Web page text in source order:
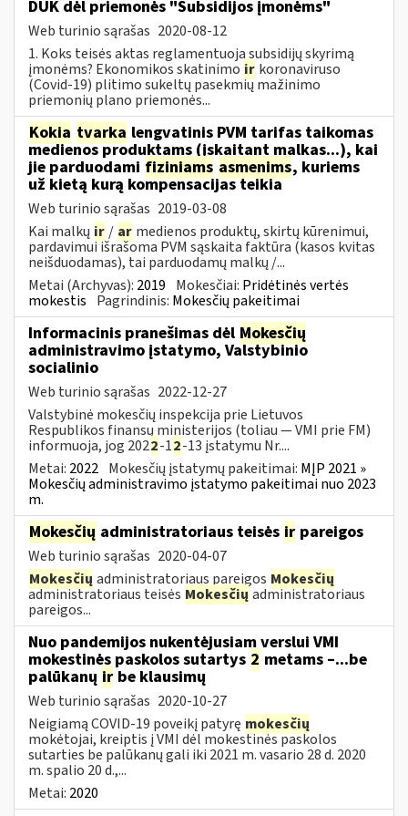
DUK dėl priemonės "Subsidijos įmonėms"
Web turinio sąrašas 2020-08-12
1. Koks teisės aktas reglamentuoja subsidijų skyrimą
įmonėms? Ekonomikos skatinimo ir koronaviruso
(Covid-19) plitimo sukeltų pasekmių mažinimo
priemonių plano priemonės...
Kokia tvarka lengvatinis PVM tarifas taikomas
medienos produktams (įskaitant malkas...), kai
jie parduodami fiziniams asmenims, kuriems
už kietą kurą kompensacijas teikia
Web turinio sąrašas 2019-03-08
Kai malkų ir / ar medienos produktų, skirtų kūrenimui,
pardavimui išrašoma PVM sąskaita faktūra (kasos kvitas
neišduodamas), tai parduodamų malkų /...
Metai (Archyvas): 2019 Mokesčiai: Pridėtinės vertės
mokestis Pagrindinis: Mokesčių pakeitimai
Informacinis pranešimas dėl Mokesčių
administravimo įstatymo, Valstybinio
socialinio
Web turinio sąrašas 2022-12-27
Valstybinė mokesčių inspekcija prie Lietuvos
Respublikos finansų ministerijos (toliau — VMI prie FM)
informuoja, jog 2022-12-13 įstatymu Nr....
Metai: 2022 Mokesčių įstatymų pakeitimai: MĮP 2021 »
Mokesčių administravimo įstatymo pakeitimai nuo 2023
m.
Mokesčių administratoriaus teisės ir pareigos
Web turinio sąrašas 2020-04-07
Mokesčių administratoriaus pareigos Mokesčių
administratoriaus teisės Mokesčių administratoriaus
pareigos...
Nuo pandemijos nukentėjusiam verslui VMI
mokestinės paskolos sutartys 2 metams –...be
palūkanų ir be klausimų
Web turinio sąrašas 2020-10-27
Neigiamą COVID-19 poveikį patyrę mokesčių
mokėtojai, kreiptis į VMI dėl mokestinės paskolos
sutarties be palūkanų gali iki 2021 m. vasario 28 d. 2020
m. spalio 20 d.,...
Metai: 2020